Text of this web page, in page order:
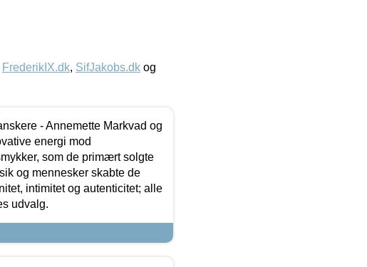
FrederikIX.dk, SifJakobs.dk og
- Annemette Markvad og
energi mod
som de primært solgte
og mennesker skabte de
intimitet og autenticitet; alle
udvalg.